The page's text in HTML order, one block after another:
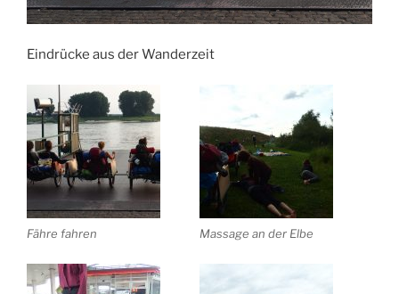
Eindrücke aus der Wanderzeit
Fähre fahren Massage an der Elbe